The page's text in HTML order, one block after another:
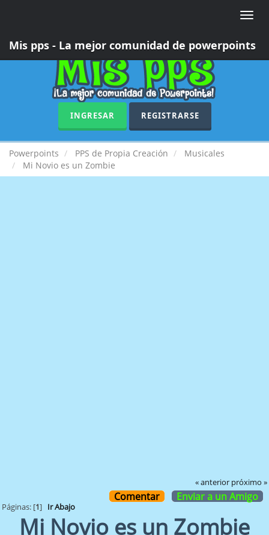
Toggle
Mis pps - La mejor comunidad de powerpoints
INGRESAR REGISTRARSE
Powerpoints PPS de Propia Creación
Musicales
Mi Novio es un Zombie
« anterior próximo »
Comentar Enviar a un Amigo
Páginas: [1] Ir Abajo
Mi Novio es un Zombie